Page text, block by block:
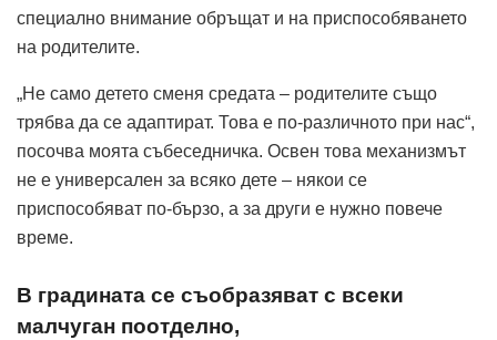
специално внимание обръщат и на приспособяването
на родителите.
„Не само детето сменя средата – родителите също
трябва да се адаптират. Това е по-различното при нас“,
посочва моята събеседничка. Освен това механизмът
не е универсален за всяко дете – някои се
приспособяват по-бързо, а за други е нужно повече
време.
В градината се съобразяват с всеки
малчуган поотделно,